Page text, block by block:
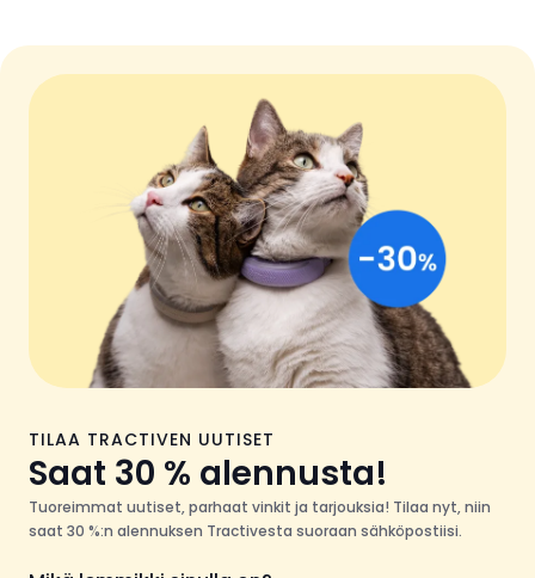
TILAA TRACTIVEN UUTISET
Saat 30 % alennusta!
Tuoreimmat uutiset, parhaat vinkit ja tarjouksia! Tilaa nyt, niin
saat 30 %:n alennuksen Tractivesta suoraan sähköpostiisi.